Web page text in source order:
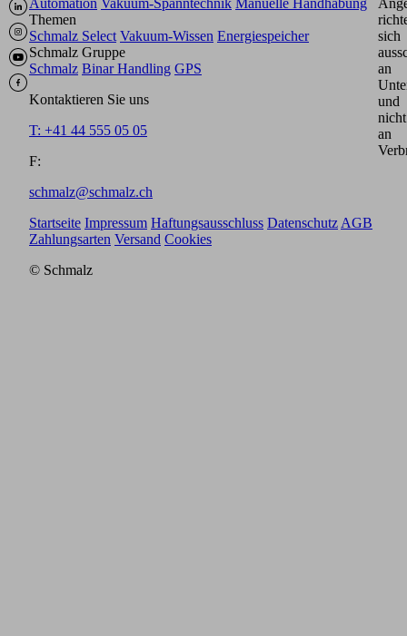
Automation Vakuum-Spanntechnik Manuelle Handhabung
Themen
Schmalz Select Vakuum-Wissen Energiespeicher
Schmalz Gruppe
Schmalz Binar Handling GPS
Kontaktieren Sie uns
T: +41 44 555 05 05
F:
schmalz@schmalz.ch
sich
an
und
nicht
an
Startseite Impressum Haftungsausschluss Datenschutz AGB
Zahlungsarten Versand Cookies
© Schmalz